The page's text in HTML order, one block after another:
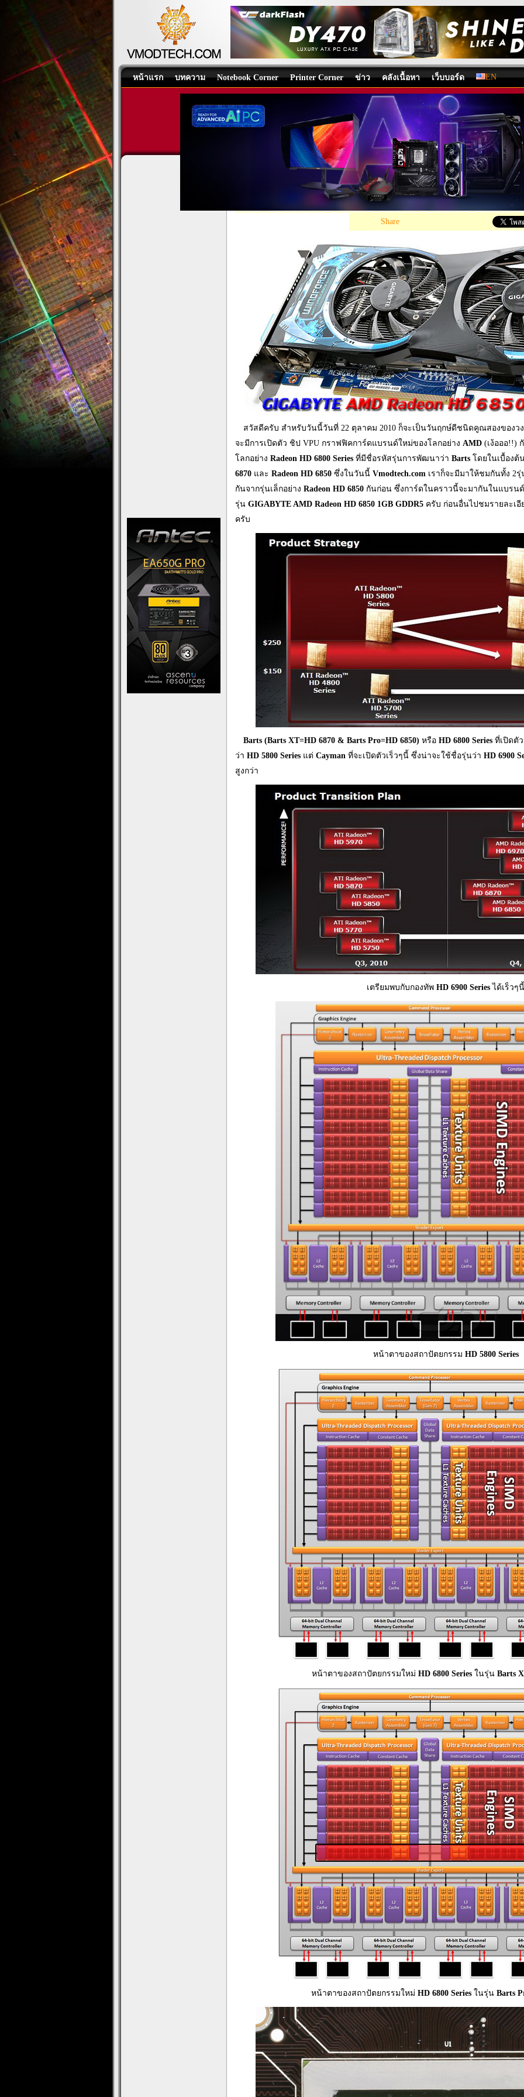
หน้าแรก บทความ Notebook Corner Printer Corner ข่าว คลังเนื้อหา เว็บบอร์ด EN
GIGABYTE AMD Radeon HD 6850 1GB GDDR5 Review
บทความโดย:Venom-Crusher, 22/10/2010 09:05, 31,188 views /
Share
สวัสดีครับ สำหรับวันนี้วันที่ 22 ตุลาคม 2010 ก็จะเป็นวันฤกษ์ดีชนิดคูณสองของว
จะมีการเปิดตัว ชิป VPU กราฟฟิคการ์ดแบรนด์ใหม่ของโลกอย่าง AMD (เง้อออ!!)
โลกอย่าง Radeon HD 6800 Series ที่มีชื่อรหัสรุ่นการพัฒนาว่า Barts โดยในเบื้อง
6870 และ Radeon HD 6850 ซึ่งในวันนี้ Vmodtech.com เราก็จะมีมาให้ชมกันทั้ง 2
กันจากรุ่นเล็กอย่าง Radeon HD 6850 กันก่อน ซึ่งการ์ดในคราวนี้จะมากันในแบรน
รุ่น GIGABYTE AMD Radeon HD 6850 1GB GDDR5 ครับ ก่อนอื่นไปชมรายละเ
ครับ
Barts (Barts XT=HD 6870 & Barts Pro=HD 6850) หรือ HD 6800 Series ที่เปิดตั
ว่า HD 5800 Series แต่ Cayman ที่จะเปิดตัวเร็วๆนี้ ซึ่งน่าจะใช้ชื่อรุ่นว่า HD 6900
สูงกว่า
เตรียมพบกับกองทัพ HD 6900 Series ได้เร็วๆนี้
หน้าตาของสถาปัตยกรรม HD 5800 Series
หน้าตาของสถาปัตยกรรมใหม่ HD 6800 Series ในรุ่น Barts
หน้าตาของสถาปัตยกรรมใหม่ HD 6800 Series ในรุ่น Barts